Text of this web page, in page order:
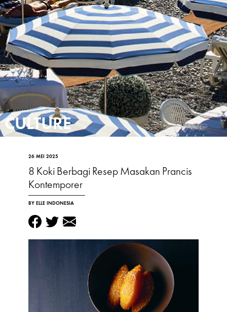
CULTURE
26 MEI 2025
8 Koki Berbagi Resep Masakan Prancis
Kontemporer
BY ELLE INDONESIA